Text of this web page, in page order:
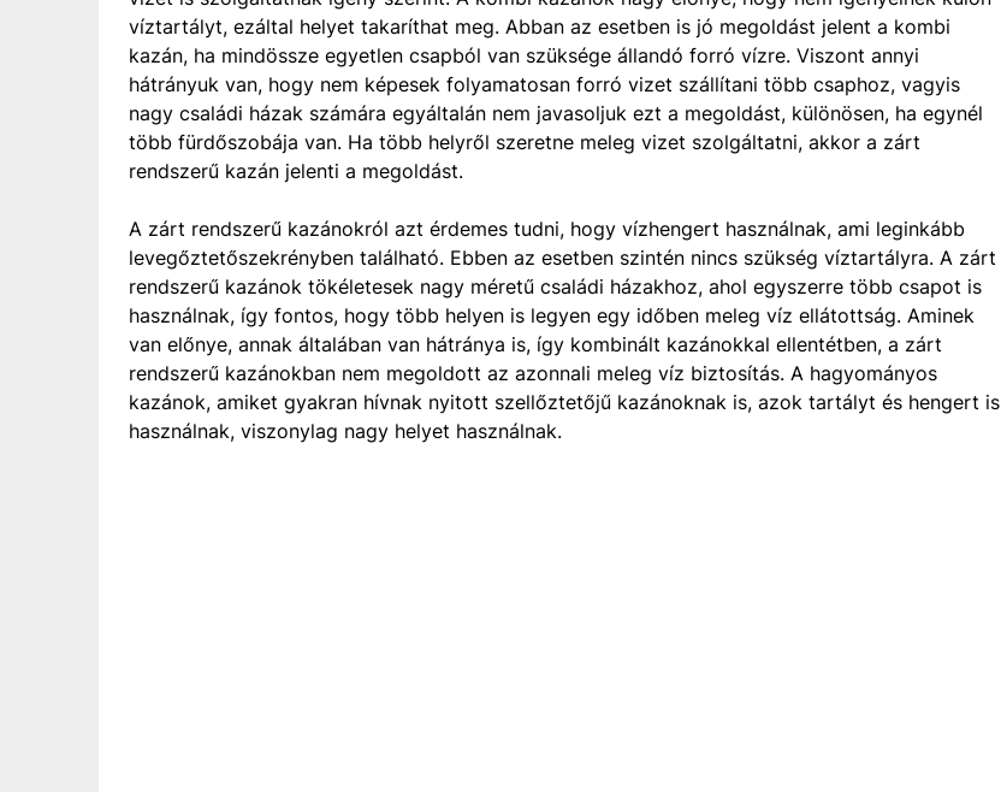
víztartályt, ezáltal helyet takaríthat meg. Abban az esetben is jó megoldást jelent a kombi
kazán, ha mindössze egyetlen csapból van szüksége állandó forró vízre. Viszont annyi
hátrányuk van, hogy nem képesek folyamatosan forró vizet szállítani több csaphoz, vagyis
nagy családi házak számára egyáltalán nem javasoljuk ezt a megoldást, különösen, ha egynél
több fürdőszobája van. Ha több helyről szeretne meleg vizet szolgáltatni, akkor a zárt
rendszerű kazán jelenti a megoldást.
A zárt rendszerű kazánokról azt érdemes tudni, hogy vízhengert használnak, ami leginkább
levegőztetőszekrényben található. Ebben az esetben szintén nincs szükség víztartályra. A zárt
rendszerű kazánok tökéletesek nagy méretű családi házakhoz, ahol egyszerre több csapot is
használnak, így fontos, hogy több helyen is legyen egy időben meleg víz ellátottság. Aminek
van előnye, annak általában van hátránya is, így kombinált kazánokkal ellentétben, a zárt
rendszerű kazánokban nem megoldott az azonnali meleg víz biztosítás. A hagyományos
kazánok, amiket gyakran hívnak nyitott szellőztetőjű kazánoknak is, azok tartályt és hengert is
használnak, viszonylag nagy helyet használnak.